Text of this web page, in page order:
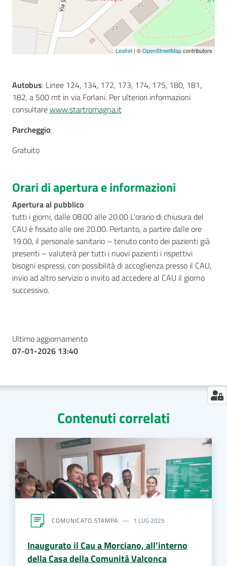
Leaflet | ©OpenStreetMapcontributors
Autobus: Linee 124, 134, 172, 173, 174, 175, 180, 181,
182, a 500 mt in via Forlani. Per ulteriori informazioni
consultarewww.startromagna.it
Parcheggio:
Gratuito
Orari di apertura e informazioni
Apertura al pubblico
tutti i giorni, dalle 08.00 alle 20.00 L'orario di chiusura del
CAU è fissato alle ore 20.00. Pertanto, a partire dalle ore
19.00, il personale sanitario – tenuto conto dei pazienti già
presenti – valuterà per tutti i nuovi pazienti i rispettivi
bisogni espressi, con possibilità di accoglienza presso il CAU,
invio ad altro servizio o invito ad accedere al CAU il giorno
successivo.
Ultimo aggiornamento
07-01-2026 13:40
Contenuti correlati
COMUNICATO STAMPA 1 LUG 2025
Inaugurato il Cau a Morciano, all’interno
della Casa della Comunità Valconca